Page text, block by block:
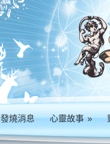
發燒消息 心靈故事»